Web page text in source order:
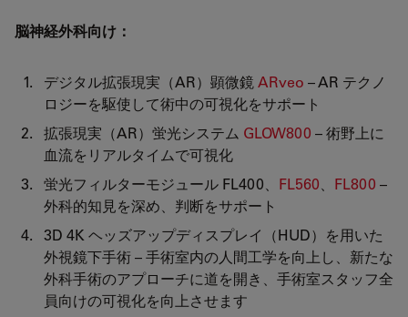
脳神経外科向け：
デジタル拡張現実（AR）顕微鏡ARveo – AR テクノ
ロジーを駆使して術中の可視化をサポート
拡張現実（AR）蛍光システム GLOW800 – 術野上に
血流をリアルタイムで可視化
蛍光フィルターモジュール FL400、 FL560、 FL800 –
外科的知見を深め、判断をサポート
3D 4K ヘッズアップディスプレイ（HUD）を用いた
外視鏡下手術 – 手術室内の人間工学を向上し、新たな
外科手術のアプローチに道を開き、手術室スタッフ全
員向けの可視化を向上させます